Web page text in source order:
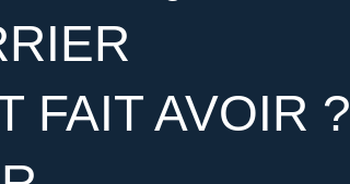
FAIT AVOIR ?